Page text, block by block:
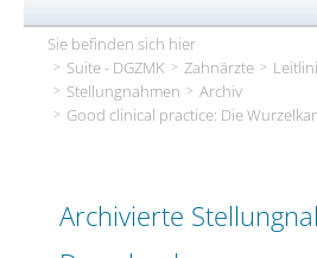
Sie befinden sich hier
Suite - DGZMK
Zahnärzte
Stellungnahmen
Archiv
Good clinical practice: Die
Archivierte